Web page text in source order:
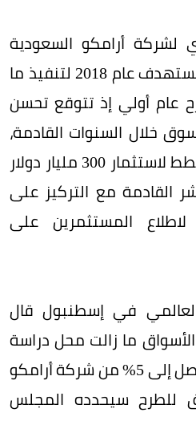
لشركة أرامكو السعودية
أمين الناصر أن الشركة تستهدف عام 2018 لتنفيذ ما
عام أولي إذ تتوقع تحسن
خلال السنوات القادمة،
مشيرا إلى أن أرامكو تخطط لاستثمار 300 مليار دولار
القادمة مع التركيز على
المستثمرين على
في إسطنبول قال
ما زالت محل دراسة
للطرح العام الأولي لما يصل إلى 5% من شركة أرامكو
للطرح سيحدده المجلس